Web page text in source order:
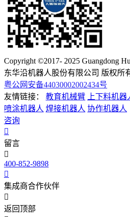
Copyright ©2017- 2025 Guangdong
东华沿机器人股份有限公司 版权所
粤公网安备44030002002434号
友情链接：
教育机械臂 上下料机器
喷涂机器人 焊接机器人 协作机器人
咨询
留言
400-852-9898
集成商合作伙伴
返回顶部